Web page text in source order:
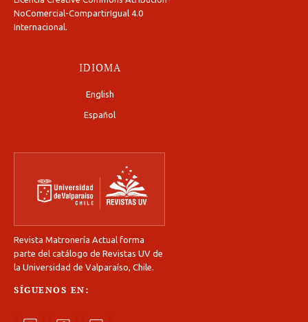
NoComercial-CompartirIgual 4.0
Internacional.
IDIOMA
English
Español
Revista Matronería Actual forma
parte del catálogo de Revistas UV de
la Universidad de Valparaíso, Chile.
SÍGUENOS EN: